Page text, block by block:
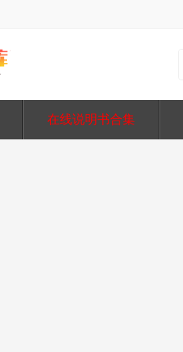
在线说明书合集